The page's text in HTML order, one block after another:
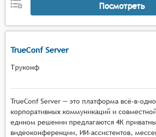
Посмотреть
TrueConf Server
Труконф
TrueConf Server — это платформа всё-в-
корпоративных коммуникаций и
едином решении предлагаются 4К
видеоконференции, ИИ-ассистентов,